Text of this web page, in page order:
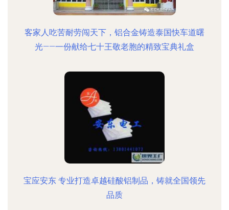
客家人吃苦耐劳闯天下，铝合金铸造泰国快车道曙
光——一份献给七十王敬老胞的精致宝典礼盒
宝应安东 专业打造卓越硅酸铝制品，铸就全国领先
品质